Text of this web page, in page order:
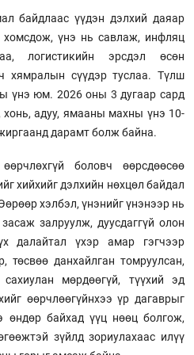
байдлаас үүдэн дэлхий даяар
хомсдож, үнэ нь савлаж, инфляц
логистикийн эрсдэл өсөн
хямралын сүүдэр туслаа. Түлш
үнэ юм. 2026 оны 3 дугаар сард
хонь, адуу, ямааны махны үнэ 10-
дарамт болж байна.
боловч өөрсдөөсөө
хийхийг дэлхийн нөхцөл байдал
хэлбэл, үнэнийг үнэнээр нь
залруулж, дуусдаггүй олон
далайтал үхэр амар гэгчээр
төсвөө данхайлган томруулсан,
мөрдөөгүй, түүхий эд
өөрчлөөгүйнхээ үр дагаврыг
өндөр байхад үүц нөөц болгож,
зүйлд зориулахаас илүү